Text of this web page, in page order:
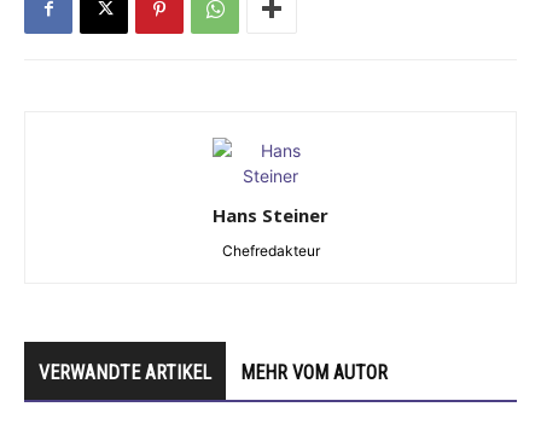
Hans Steiner
Chefredakteur
VERWANDTE ARTIKEL MEHR VOM AUTOR